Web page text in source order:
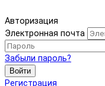
Авторизация
Электронная почта
Забыли пароль?
Войти
Регистрация